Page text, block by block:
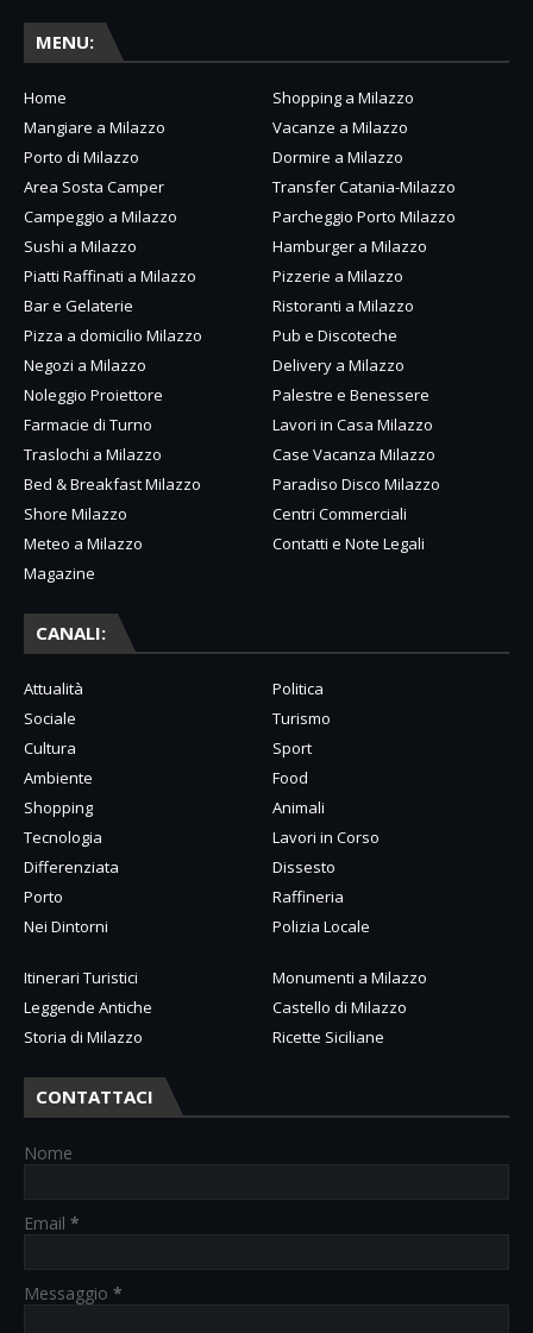
MENU:
Home
Shopping a Milazzo
Mangiare a Milazzo
Vacanze a Milazzo
Porto di Milazzo
Dormire a Milazzo
Area Sosta Camper
Transfer Catania-Milazzo
Campeggio a Milazzo
Parcheggio Porto Milazzo
Sushi a Milazzo
Hamburger a Milazzo
Piatti Raffinati a Milazzo
Pizzerie a Milazzo
Bar e Gelaterie
Ristoranti a Milazzo
Pizza a domicilio Milazzo
Pub e Discoteche
Negozi a Milazzo
Delivery a Milazzo
Noleggio Proiettore
Palestre e Benessere
Farmacie di Turno
Lavori in Casa Milazzo
Traslochi a Milazzo
Case Vacanza Milazzo
Bed & Breakfast Milazzo
Paradiso Disco Milazzo
Shore Milazzo
Centri Commerciali
Meteo a Milazzo
Contatti e Note Legali
Magazine
CANALI:
Attualità
Politica
Sociale
Turismo
Cultura
Sport
Ambiente
Food
Shopping
Animali
Tecnologia
Lavori in Corso
Differenziata
Dissesto
Porto
Raffineria
Nei Dintorni
Polizia Locale
Itinerari Turistici
Monumenti a Milazzo
Leggende Antiche
Castello di Milazzo
Storia di Milazzo
Ricette Siciliane
CONTATTACI
Nome
Email *
Messaggio *